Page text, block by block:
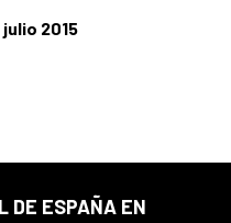
2015
DE ESPAÑA EN